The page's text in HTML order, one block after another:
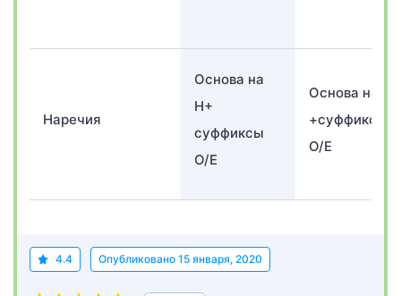
Наречия
Основа на
Н+
суффиксы
О/Е
Основа на НН
+суффиксы
О/Е
4.4 Опубликовано 15 января, 2020